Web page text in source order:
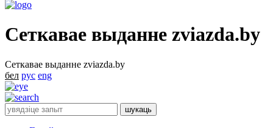
Сеткавае выданне zviazda.by
Сеткавае выданне zviazda.by
бел рус eng